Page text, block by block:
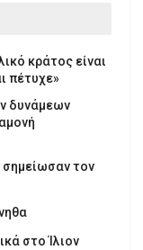
κράτος είναι
πέτυχε»
δυνάμεων
σημείωσαν τον
στο Ίλιον